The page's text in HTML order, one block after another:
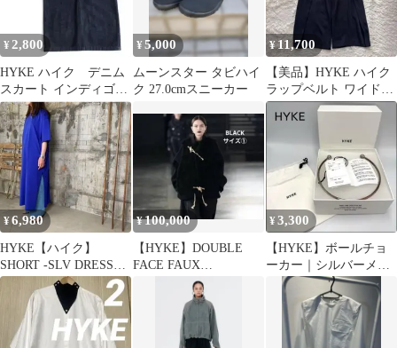
¥ 2,800
HYKE ハイク デニム
スカート インディゴ
W70cm(M程)
¥5,000
ムーンスター タビハイ
ク 27.0cmスニーカー
¥11,700
【美品】HYKE ハイク
ラップベルト ワイドパ
ンツ ネイビー 変形 ２
サイズ
¥6,980
HYKE【ハイク】
SHORT -SLV DRESS
BIG-FIT.ブルー S
¥100,000
【HYKE】DOUBLE
FACE FAUX
SHERLING DUFFLE
¥3,300
【HYKE】ボールチョ
ーカー｜シルバーメッ
キ 真鍮 直径13.5cm